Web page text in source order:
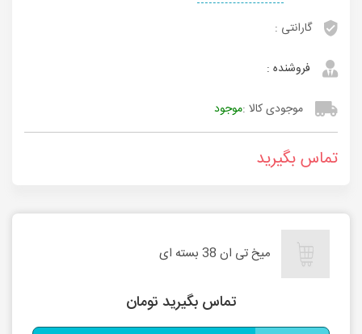
گارانتی :
فروشنده :
موجودی کالا :موجود
تماس بگیرید
میخ تی ان 38 بسته ای
تماس بگیرید تومان